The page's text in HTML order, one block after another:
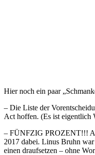
Hier noch ein paar
– Die Liste der
Act hoffen. (Es ist eigentlich
– FÜNFZIG PROZENT!!!
2017 dabei. Linus Bruhn
einen draufsetzen – ohne